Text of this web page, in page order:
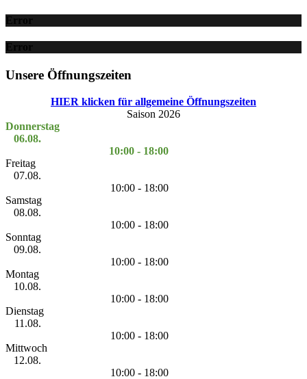
Error
Error
Unsere Öffnungszeiten
HIER klicken für allgemeine Öffnungszeiten
Saison 2026
Donnerstag
06.08.
10:00 - 18:00
Freitag
07.08.
10:00 - 18:00
Samstag
08.08.
10:00 - 18:00
Sonntag
09.08.
10:00 - 18:00
Montag
10.08.
10:00 - 18:00
Dienstag
11.08.
10:00 - 18:00
Mittwoch
12.08.
10:00 - 18:00